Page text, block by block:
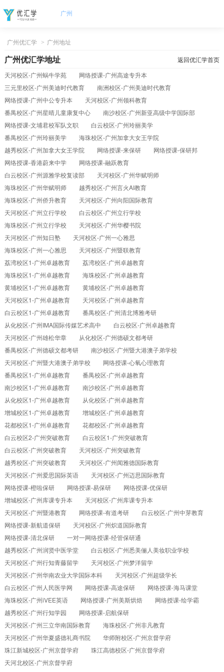
广州
广州优汇学 > 广州地址
广州优汇学地址
返回优汇学首页
天河校区-广州蜗牛学苑
网络授课-广州高途专升本
三元里校区-广州美迪时代教育
南洲校区-广州美迪时代教育
网络授课-广州中公专升本
天河校区-广州领科教育
番禺校区-广州星晴儿童康复中心
南沙校区-广州新亚高级中学国际部
网络授课-文埔君校军队文职
白云校区-广州玲丽美学
番禺校区-广州玲丽美学
海珠校区-广州加拿大女王学院
越秀校区-广州加拿大女王学院
网络授课-来保研
网络授课-保研邦
网络授课-香港蔚来中学
网络授课-融跃教育
白云校区-广州源雅学校复读部
天河校区-广州华赋明师
海珠校区-广州华赋明师
越秀校区-广州言火AI教育
海珠校区-广州侨升教育
天河校区-广州向阳国际教育
天河校区-广州立行学校‌
白云校区-广州立行学校‌
海珠校区-广州立行学校‌
天河校区-广州华樱书院
天河校区-广州知日塾
天河校区-广州一心雅思
海珠校区-广州一心雅思
天河校区-广州暨联教育
荔湾校区1-广州卓越教育
荔湾校区-广州卓越教育
海珠校区1-广州卓越教育
海珠校区-广州卓越教育
黄埔校区1-广州卓越教育
黄埔校区-广州卓越教育
天河校区1-广州卓越教育
天河校区-广州卓越教育
白云校区1-广州卓越教育
番禺校区-广州清北博雅考研
从化校区-广州IMA国际传媒艺术高中
白云校区-广州卓越教育
天河校区-广州雄松华章
从化校区-广州德硕文都考研
番禺校区-广州德硕文都考研
南沙校区-广州暨大港澳子弟学校
天河校区-广州暨大港澳子弟学校
网络授课-心氧心理教育
番禺校区1-广州卓越教育
番禺校区-广州卓越教育
南沙校区1-广州卓越教育
南沙校区-广州卓越教育
从化校区1-广州卓越教育
从化校区-广州卓越教育
增城校区1-广州卓越教育
增城校区-广州卓越教育
花都校区1-广州卓越教育
花都校区-广州卓越教育
白云校区2-广州突破教育
白云校区1-广州突破教育
白云校区-广州突破教育
天河校区-广州突破教育
越秀校区-广州突破教育
天河校区-广州闻雅德国际教育
天河校区-广州爱思国际英语
天河校区-广州迈思国际教育
网络授课-橙啦保研
网络授课-易保研
网络授课-优保研
增城校区-广州库课专升本
天河校区-广州库课专升本
天河校区-广州暨港教育
网络授课-有道考研
白云校区-广州中芽教育
网络授课-新航道保研
天河校区-广州炽道国际教育
网络授课-清北保研
一对一网络授课-经管保研通
越秀校区-广州润贤中医学堂
白云校区-广州悉美俪人美妆职业学校
天河校区-广州行知青藤留学
天河校区-广州梦洋留学
天河校区-广州华南农业大学国际本科
天河校区-广州超级学长
白云校区-广州人民医学网
网络授课-高途保研
网络授课-海马课堂
海珠校区-广州iVEE英语
网络授课-广州美斯烘焙
网络授课-绘学霸
越秀校区-广州行知学园
网络授课-启航保研
天河校区-广州三立华南国际教育
海珠校区-广州非凡教育
天河校区-广州华夏盛德礼商书院
华师附校区-广州京督学府
珠江新城校区-广州京督学府
珠江高德校区-广州京督学府
天河北校区-广州京督学府